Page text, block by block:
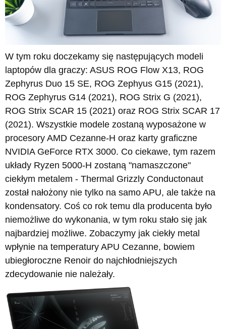
W tym roku doczekamy się następujących modeli
laptopów dla graczy: ASUS ROG Flow X13, ROG
Zephyrus Duo 15 SE, ROG Zephyus G15 (2021),
ROG Zephyrus G14 (2021), ROG Strix G (2021),
ROG Strix SCAR 15 (2021) oraz ROG Strix SCAR 17
(2021). Wszystkie modele zostaną wyposażone w
procesory AMD Cezanne-H oraz karty graficzne
NVIDIA GeForce RTX 3000. Co ciekawe, tym razem
układy Ryzen 5000-H zostaną "namaszczone"
ciekłym metalem - Thermal Grizzly Conductonaut
został nałożony nie tylko na samo APU, ale także na
kondensatory. Coś co rok temu dla producenta było
niemożliwe do wykonania, w tym roku stało się jak
najbardziej możliwe. Zobaczymy jak ciekły metal
wpłynie na temperatury APU Cezanne, bowiem
ubiegłoroczne Renoir do najchłodniejszych
zdecydowanie nie należały.